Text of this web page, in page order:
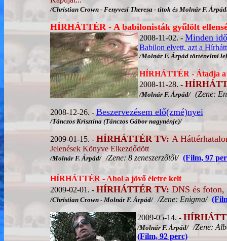
/Christian Crown - Fenyvesi Theresa - titok és Molnár F.
HÍRHÁTTÉR - A babilonisták gyűlölt
2008-11-02. - Minden
Babilon elvett, azt a
/Molnár F. Árpád történelmi
HÍRHÁTTÉR - Átadja
2008-11-28. -
/Molnár F. Árpád/ (Zene:
2008-12-26. - Beszervezésem elő(zmé)nyei
/Tánczos Krisztina (Tánczos Gábor nagynénje)/
2009-01-15. - HÍRHÁTTÉR TV: A
Jelenések Könyve Elkezdődött
/Molnár F. Árpád//Zene: 8 zeneszerzőtől/ (Film, 97
HÍRHÁTTÉR - Ahol a jövő életre kelt
2009-02-01. - HÍRHÁTTÉR TV: DNS és foton,
/Christian Crown - Molnár F. Árpád//Zene: Enigma/
2009-05-14. -
/Molnár F. Árpád//Zene:
(Film, 92 perc)